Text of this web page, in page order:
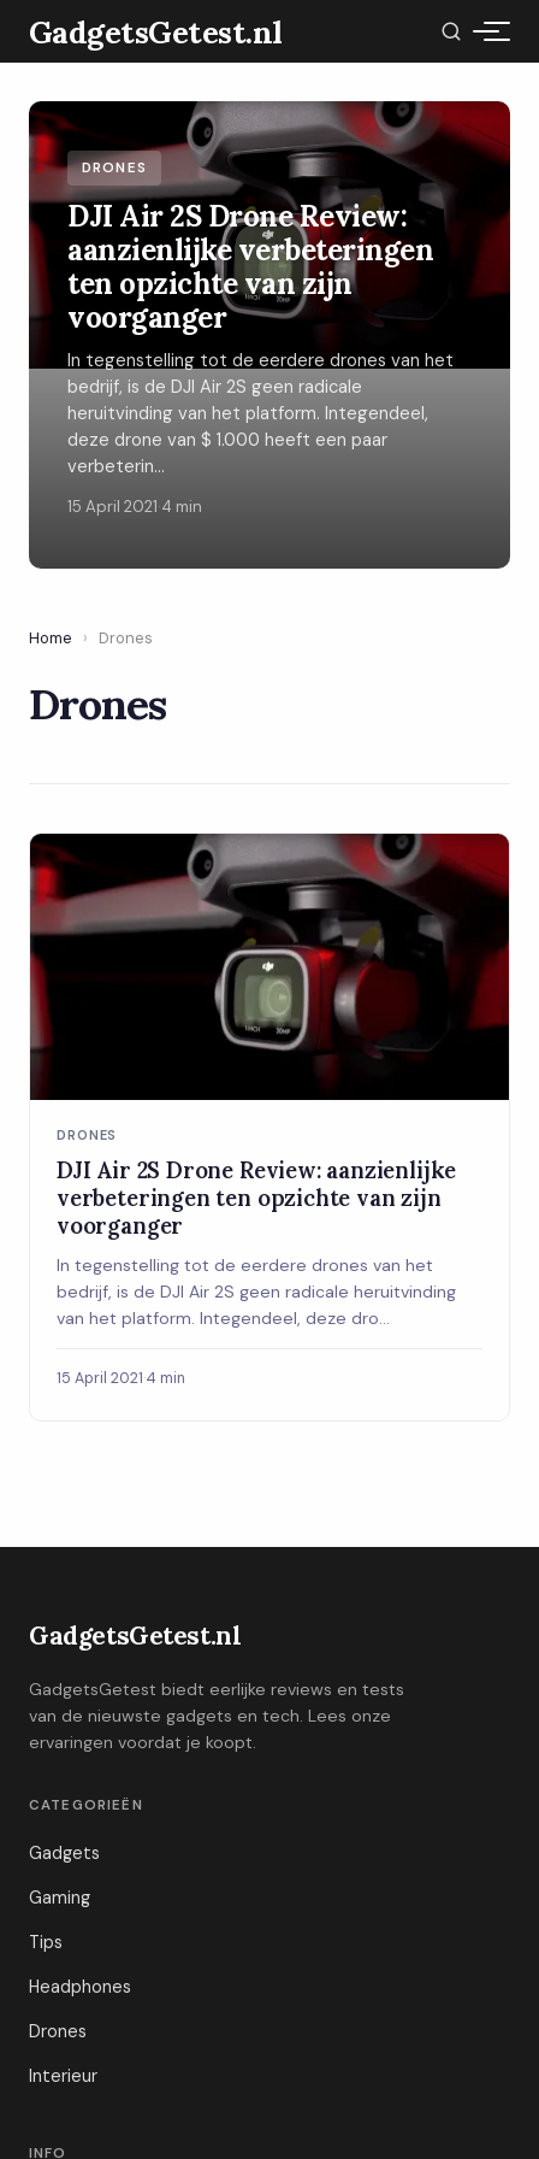
GadgetsGetest.nl
DRONES
DJI Air 2S Drone Review:
aanzienlijke verbeteringen
ten opzichte van zijn
voorganger
In tegenstelling tot de eerdere drones van het
bedrijf, is de DJI Air 2S geen radicale
heruitvinding van het platform. Integendeel,
deze drone van $ 1.000 heeft een paar
verbeterin...
15 April 2021·4 min
Home › Drones
Drones
DRONES
DJI Air 2S Drone Review: aanzienlijke
verbeteringen ten opzichte van zijn
voorganger
In tegenstelling tot de eerdere drones van het
bedrijf, is de DJI Air 2S geen radicale heruitvinding
van het platform. Integendeel, deze dro...
15 April 2021·4 min
GadgetsGetest.nl
GadgetsGetest biedt eerlijke reviews en tests
van de nieuwste gadgets en tech. Lees onze
ervaringen voordat je koopt.
CATEGORIEËN
Gadgets
Gaming
Tips
Headphones
Drones
Interieur
INFO